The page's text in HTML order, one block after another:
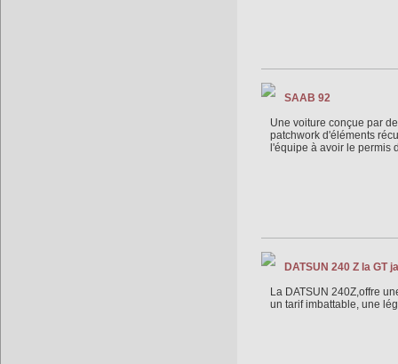
SAAB 92
Une voiture conçue par
patchwork d'éléments
l'équipe à avoir le permis
DATSUN 240 Z la GT
La DATSUN 240Z,offre
un tarif imbattable, une